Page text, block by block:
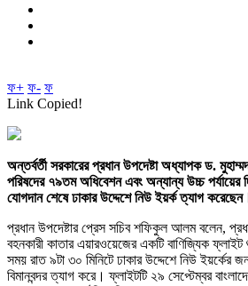
ফ+ ফ- ফ
Link Copied!
অন্তর্বর্তী সরকারের প্রধান উপদেষ্টা অধ্যাপক ড.
পরিষদের ৭৯তম অধিবেশন এবং অন্যান্য উচ্চ পর্যায়ের
যোগদান শেষে ঢাকার উদ্দেশে নিউ ইয়র্ক ত্যাগ
প্রধান উপদেষ্টার প্রেস সচিব শফিকুল আলম বলেন,
বহনকারী কাতার এয়ারওয়েজের একটি বাণিজ্যিক
সময় রাত ৯টা ৩০ মিনিটে ঢাকার উদ্দেশে নিউ
বিমানবন্দর ত্যাগ করে। ফ্লাইটটি ২৯ সেপ্টেম্বর